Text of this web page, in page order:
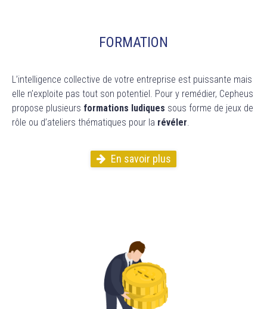
FORMATION
L’intelligence collective de votre entreprise est puissante mais
elle n’exploite pas tout son potentiel. Pour y remédier, Cepheus
propose plusieurs formations ludiques sous forme de jeux de
rôle ou d’ateliers thématiques pour la révéler.
En savoir plus